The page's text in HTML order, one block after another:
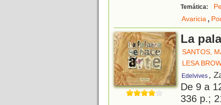
Temática:
Avaricia,
La
SANTOS,
LESA
Edelvives ,
De 9 a
336 p.;